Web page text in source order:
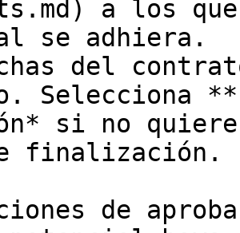
a los
se
Selecciona
si no
finalización.